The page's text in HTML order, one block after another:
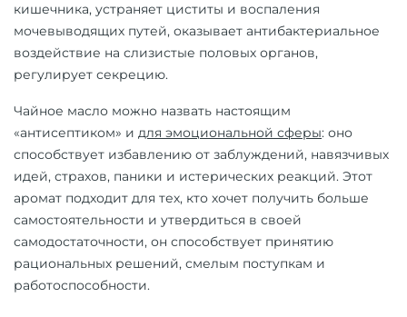
кишечника, устраняет циститы и воспаления
мочевыводящих путей, оказывает антибактериальное
воздействие на слизистые половых органов,
регулирует секрецию.
Чайное масло можно назвать настоящим
«антисептиком» и для эмоциональной сферы: оно
способствует избавлению от заблуждений, навязчивых
идей, страхов, паники и истерических реакций. Этот
аромат подходит для тех, кто хочет получить больше
самостоятельности и утвердиться в своей
самодостаточности, он способствует принятию
рациональных решений, смелым поступкам и
работоспособности.